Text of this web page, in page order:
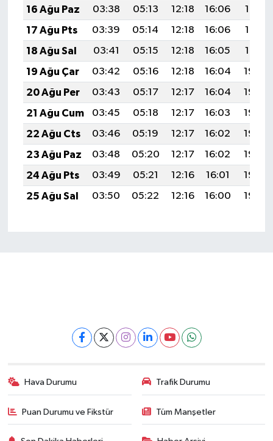
16 Ağu Paz
03:38 05:13 12:18 16:06
19:13
17 Ağu Pts
03:39 05:14 12:18 16:06
19:12
18 Ağu Sal
03:41 05:15 12:18 16:05
19:10
19 Ağu Çar
03:42 05:16 12:18 16:04
19:09
20 Ağu Per
03:43 05:17 12:17 16:04
19:08
21 Ağu Cum
03:45 05:18 12:17 16:03
19:06
22 Ağu Cts
03:46 05:19 12:17 16:02
19:05
23 Ağu Paz
03:48 05:20 12:17 16:02
19:03
24 Ağu Pts
03:49 05:21 12:16 16:01
19:02
25 Ağu Sal
03:50 05:22 12:16 16:00 19:00
Hava Durumu Trafik Durumu
Puan Durumu ve Fikstür Tüm Manşetler